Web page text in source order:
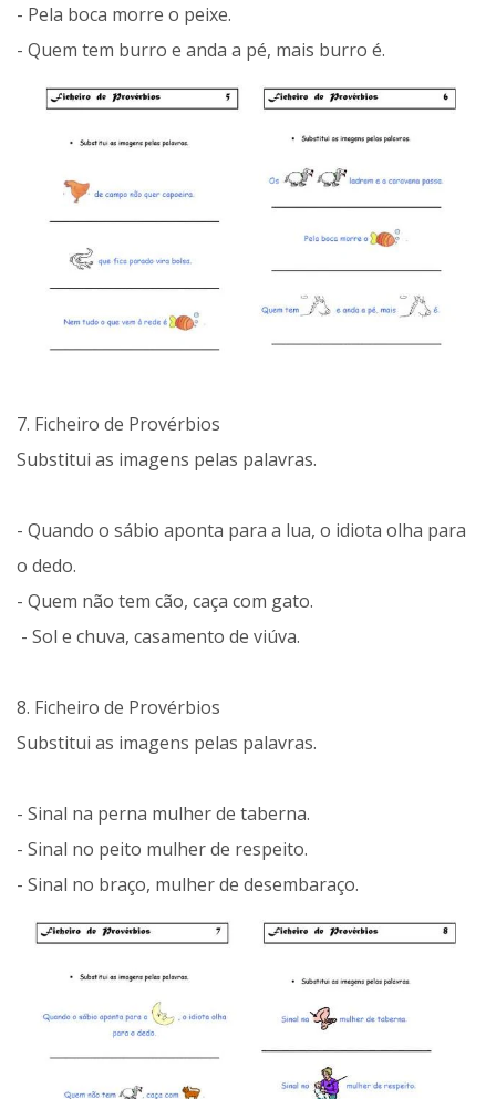
- Pela boca morre o peixe.
- Quem tem burro e anda a pé, mais burro é.
7. Ficheiro de Provérbios
Substitui as imagens pelas palavras.
- Quando o sábio aponta para a lua, o idiota olha para
o dedo.
- Quem não tem cão, caça com gato.
- Sol e chuva, casamento de viúva.
8. Ficheiro de Provérbios
Substitui as imagens pelas palavras.
- Sinal na perna mulher de taberna.
- Sinal no peito mulher de respeito.
- Sinal no braço, mulher de desembaraço.